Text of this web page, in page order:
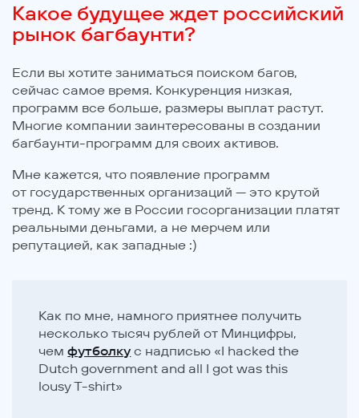
Какое будущее ждет российский
рынок багбаунти?
Если вы хотите заниматься поиском багов,
сейчас самое время. Конкуренция низкая,
программ все больше, размеры выплат растут.
Многие компании заинтересованы в создании
багбаунти-программ для своих активов.
Мне кажется, что появление программ
от государственных организаций — это крутой
тренд. К тому же в России госорганизации платят
реальными деньгами, а не мерчем или
репутацией, как западные :)
Как по мне, намного приятнее получить
несколько тысяч рублей от Минцифры,
чемфутболку с надписью «I hacked the
Dutch government and all I got was this
lousy T-shirt»